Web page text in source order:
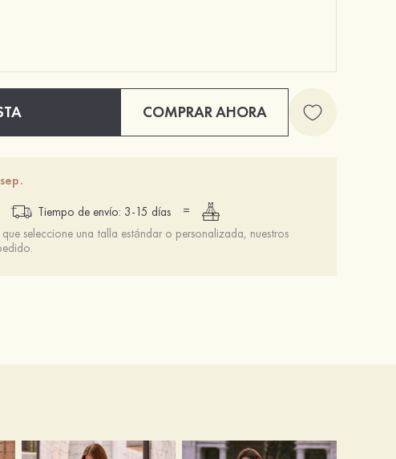
COMPRAR AHORA
Tiempo de envío: 3-15 días
=
seleccione una talla estándar o personalizada, nuestros